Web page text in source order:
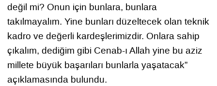
değil mi? Onun için bunlara, bunlara
takılmayalım. Yine bunları düzeltecek olan teknik
kadro ve değerli kardeşlerimizdir. Onlara sahip
çıkalım, dediğim gibi Cenab-ı Allah yine bu aziz
millete büyük başarıları bunlarla yaşatacak”
açıklamasında bulundu.